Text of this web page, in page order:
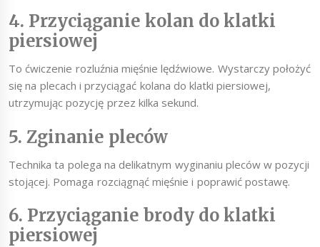
4. Przyciąganie kolan do klatki
piersiowej
To ćwiczenie rozluźnia mięśnie lędźwiowe. Wystarczy położyć
się na plecach i przyciągać kolana do klatki piersiowej,
utrzymując pozycję przez kilka sekund.
5. Zginanie pleców
Technika ta polega na delikatnym wyginaniu pleców w pozycji
stojącej. Pomaga rozciągnąć mięśnie i poprawić postawę.
6. Przyciąganie brody do klatki
piersiowej